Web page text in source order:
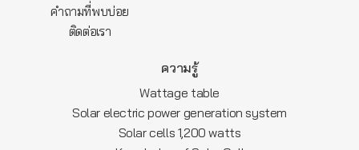
คำถามที่พบบ่อย
ติดต่อเรา
ความรู้
Wattage table
Solar electric power generation system
Solar cells 1,200 watts